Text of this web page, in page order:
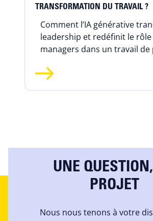
TRANSFORMATION DU TRAVAIL ?
Comment l’IA générative
leadership et redéfinit le rôle
managers dans un travail de
UNE
PROJET
Nous nous tenons à votre